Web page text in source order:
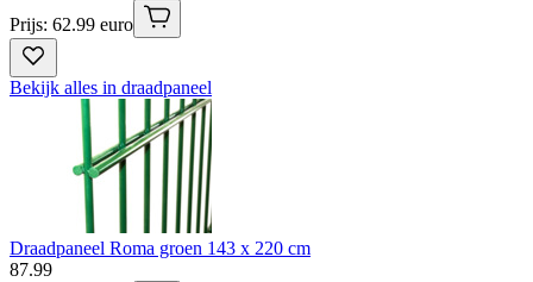
Prijs: 62.99 euro
Bekijk alles in draadpaneel
Draadpaneel Roma groen 143 x 220 cm
87.99